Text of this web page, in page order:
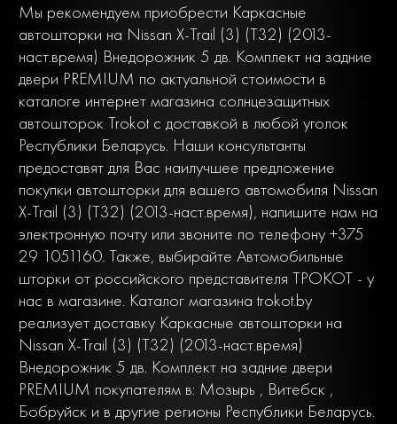
Мы рекомендуем приобрести Каркасные
автошторки на Nissan X-Trail (3) (Т32) (2013-
наст.время) Внедорожник 5 дв. Комплект на задние
двери PREMIUM по актуальной стоимости в
каталоге интернет магазина солнцезащитных
автошторок Trokot с доставкой в любой уголок
Республики Беларусь. Наши консультанты
предоставят для Вас наилучшее предложение
покупки автошторки для вашего автомобиля Nissan
X-Trail (3) (Т32) (2013-наст.время), напишите нам на
электронную почту или звоните по телефону +375
29 1051160. Также, выбирайте Автомобильные
шторки от российского представителя ТРОКОТ - у
нас в магазине. Каталог магазина trokot.by
реализует доставку Каркасные автошторки на
Nissan X-Trail (3) (Т32) (2013-наст.время)
Внедорожник 5 дв. Комплект на задние двери
PREMIUM покупателям в: Мозырь , Витебск ,
Бобруйск и в другие регионы Республики Беларусь.